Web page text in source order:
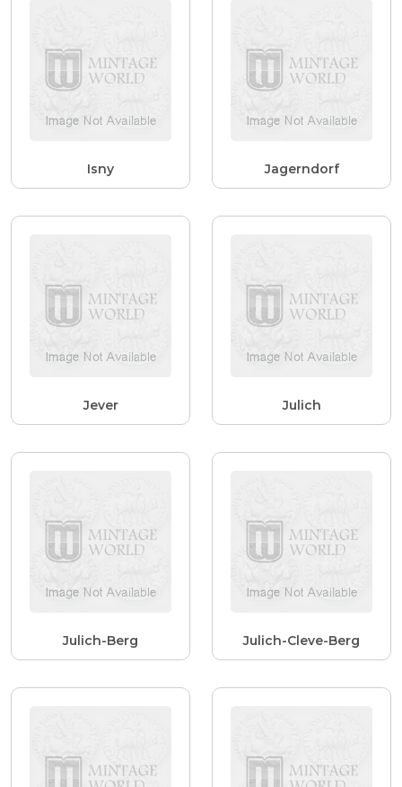
Isny Jagerndorf
Jever Julich
Julich-Berg Julich-Cleve-Berg